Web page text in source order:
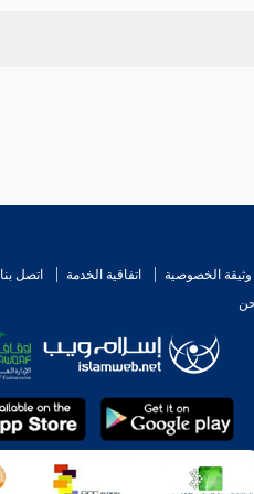
وثيقة الخصوصية اتفاقية الخدمة اتصل بنا